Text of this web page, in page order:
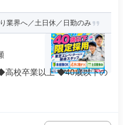
業界へ／土日休／日勤のみ
高校卒業以上 ◆40歳以下の